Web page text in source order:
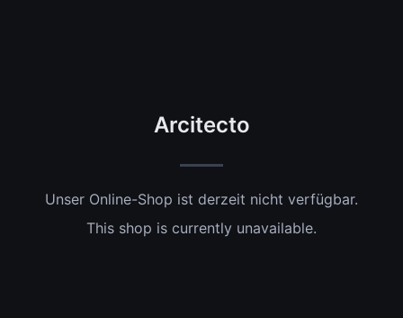
Arcitecto
Unser Online-Shop ist derzeit nicht verfügbar.
This shop is currently unavailable.